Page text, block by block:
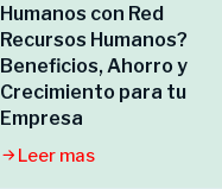
Humanos con Red
Recursos Humanos?
Beneficios, Ahorro y
Crecimiento para tu
Empresa
Leer mas